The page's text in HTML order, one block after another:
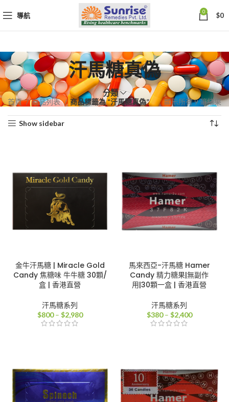
導航 0 $0
汗馬糖真偽
分類
首頁 商品列表 商品標籤為 “汗馬糖真偽” 顯示所有 9 筆結果依
Show sidebar
金牛汗馬糖 | Miracle Gold
Candy 焦糖味 牛牛糖 30顆/
盒 | 香港直營
汗馬糖系列
$800 – $2,980價
$2,980
馬來西亞-汗馬糖 Hamer
Candy 精力糖果|無副作
用|30顆一盒 | 香港直營
汗馬糖系列
$380 – $2,400價
$2,400